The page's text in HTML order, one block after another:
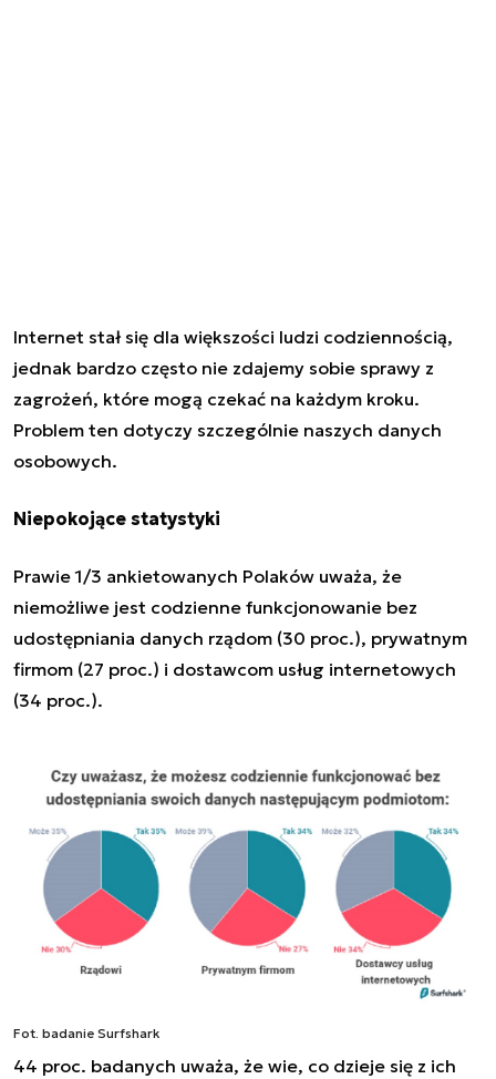
Internet stał się dla większości ludzi codziennością,
jednak bardzo często nie zdajemy sobie sprawy z
zagrożeń, które mogą czekać na każdym kroku.
Problem ten dotyczy szczególnie naszych danych
osobowych.
Niepokojące statystyki
Prawie 1/3 ankietowanych Polaków uważa, że
niemożliwe jest codzienne funkcjonowanie bez
udostępniania danych rządom (30 proc.), prywatnym
firmom (27 proc.) i dostawcom usług internetowych
(34 proc.).
Fot. badanie Surfshark
44 proc. badanych uważa, że wie, co dzieje się z ich